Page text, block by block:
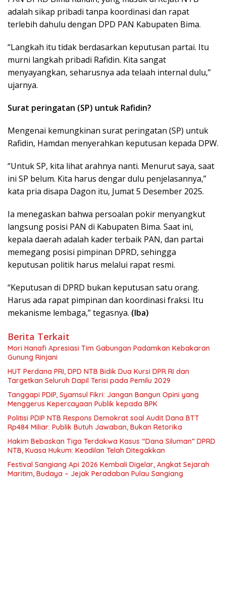
adalah sikap pribadi tanpa koordinasi dan rapat
terlebih dahulu dengan DPD PAN Kabupaten Bima.
“Langkah itu tidak berdasarkan keputusan partai. Itu
murni langkah pribadi Rafidin. Kita sangat
menyayangkan, seharusnya ada telaah internal dulu,”
ujarnya.
Surat peringatan (SP) untuk Rafidin?
Mengenai kemungkinan surat peringatan (SP) untuk
Rafidin, Hamdan menyerahkan keputusan kepada DPW.
“Untuk SP, kita lihat arahnya nanti. Menurut saya, saat
ini SP belum. Kita harus dengar dulu penjelasannya,”
kata pria disapa Dagon itu, Jumat 5 Desember 2025.
Ia menegaskan bahwa persoalan pokir menyangkut
langsung posisi PAN di Kabupaten Bima. Saat ini,
kepala daerah adalah kader terbaik PAN, dan partai
memegang posisi pimpinan DPRD, sehingga
keputusan politik harus melalui rapat resmi.
“Keputusan di DPRD bukan keputusan satu orang.
Harus ada rapat pimpinan dan koordinasi fraksi. Itu
mekanisme lembaga,” tegasnya. (Iba)
Berita Terkait
Mori Hanafi Apresiasi Tim Gabungan Padamkan Kebakaran
Gunung Rinjani
HUT Perdana PRI, DPD NTB Bidik Dua Kursi DPR RI dan
Targetkan Seluruh Dapil Terisi pada Pemilu 2029
Tanggapi PDIP, Syamsul Fikri: Jangan Bangun Opini yang
Menggerus Kepercayaan Publik kepada BPK
Politisi PDIP NTB Respons Demokrat soal Audit Dana BTT
Rp484 Miliar: Publik Butuh Jawaban, Bukan Retorika
Hakim Bebaskan Tiga Terdakwa Kasus “Dana Siluman” DPRD
NTB, Kuasa Hukum: Keadilan Telah Ditegakkan
Festival Sangiang Api 2026 Kembali Digelar, Angkat Sejarah
Maritim, Budaya – Jejak Peradaban Pulau Sangiang